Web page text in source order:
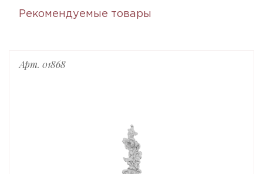
Рекомендуемые товары
Арт. 01868